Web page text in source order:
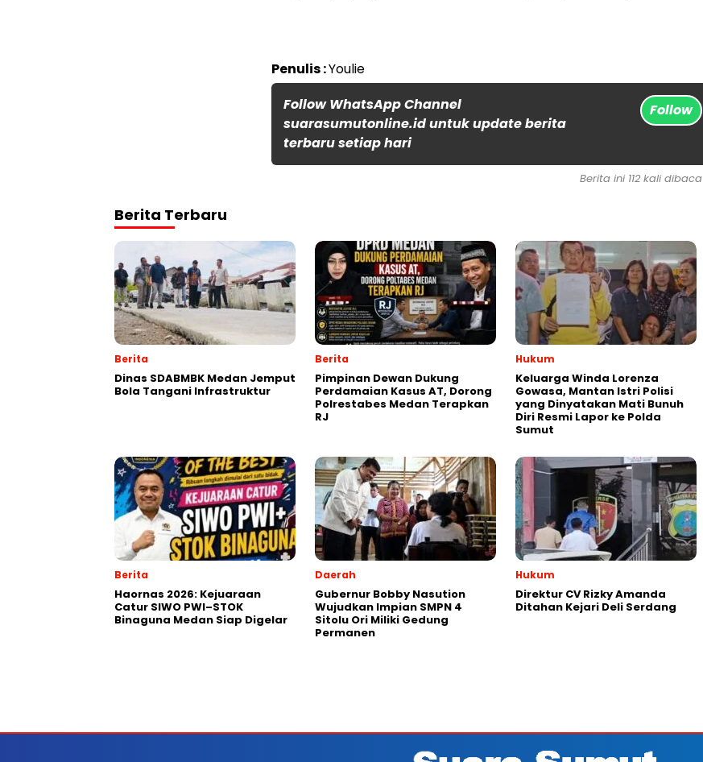
Penulis :Youlie
Follow WhatsApp Channel
suarasumutonline.id untuk update berita
terbaru setiap hari
Follow
Berita ini 112 kali dibaca
Berita Terbaru
Berita
Dinas SDABMBK Medan Jemput
Bola Tangani Infrastruktur
Berita
Pimpinan Dewan Dukung
Perdamaian Kasus AT, Dorong
Polrestabes Medan Terapkan
RJ
Hukum
Keluarga Winda Lorenza
Gowasa, Mantan Istri Polisi
yang Dinyatakan Mati Bunuh
Diri Resmi Lapor ke Polda
Sumut
Berita
Haornas 2026: Kejuaraan
Catur SIWO PWI–STOK
Binaguna Medan Siap Digelar
Daerah
Gubernur Bobby Nasution
Wujudkan Impian SMPN 4
Sitolu Ori Miliki Gedung
Permanen
Hukum
Direktur CV Rizky Amanda
Ditahan Kejari Deli Serdang